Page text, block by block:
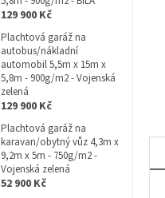
129 900 Kč
Plachtová garáž na
autobus/nákladní
automobil 5,5m x 15m x
5,8m - 900g/m2 - Vojenská
zelená
129 900 Kč
Plachtová garáž na
karavan/obytný vůz 4,3m x
9,2m x 5m - 750g/m2 -
Vojenská zelená
52 900 Kč